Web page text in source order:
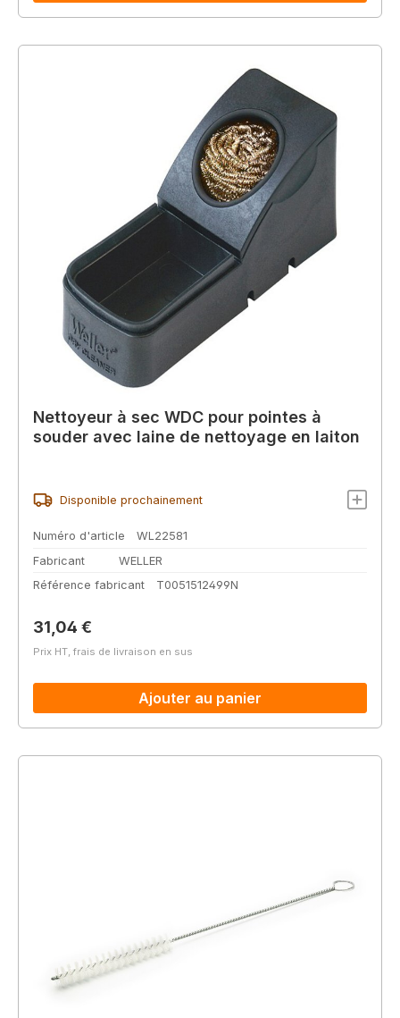
Nettoyeur à sec WDC pour pointes à
souder avec laine de nettoyage en laiton
Disponible prochainement
Numéro d'article
WL22581
Fabricant
WELLER
Référence fabricant
T0051512499N
Prix régulier :
31,04 €
Prix HT, frais de livraison en sus
Ajouter au panier